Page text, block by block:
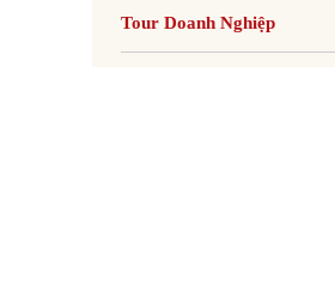
Tour Doanh Nghiệp